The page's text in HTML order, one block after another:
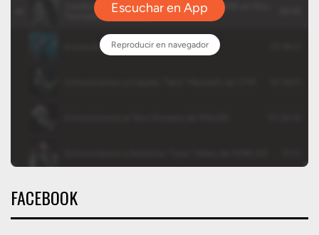
FACEBOOK